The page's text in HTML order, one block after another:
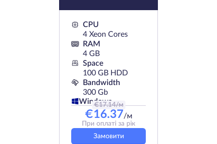
CPU
4 Xeon Cores
RAM
4 GB
Space
100 GB HDD
Bandwidth
300 Gb
Windows
€17.14/м
€16.37/м
При оплаті за рік
Замовити